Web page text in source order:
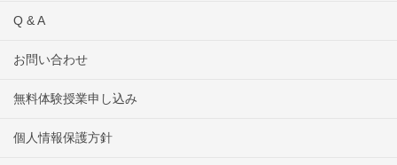
Q & A
お問い合わせ
無料体験授業申し込み
個人情報保護方針